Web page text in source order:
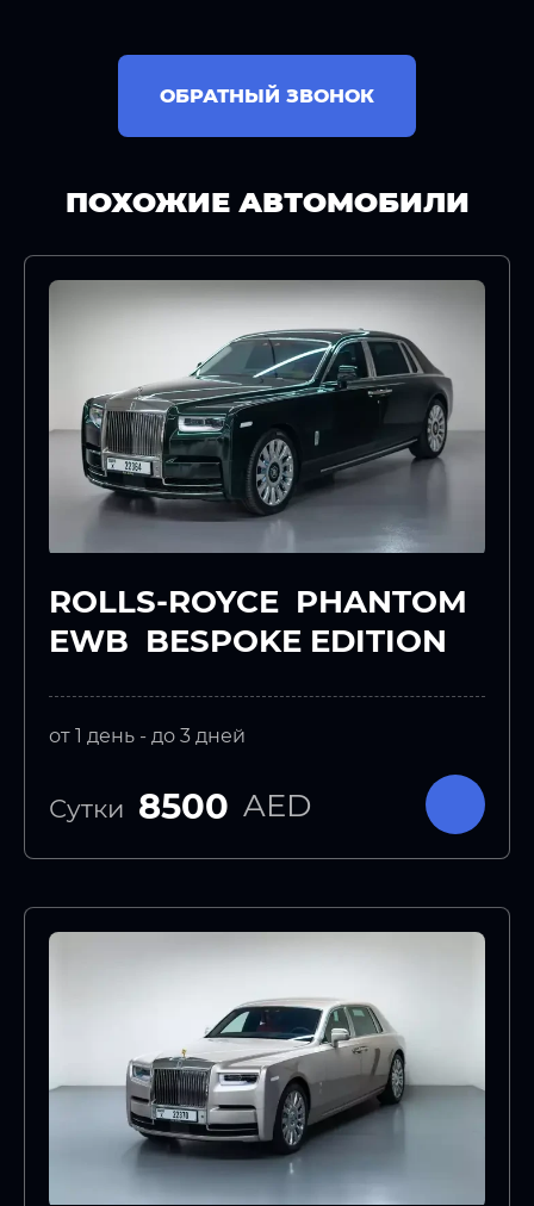
ОБРАТНЫЙ ЗВОНОК
ПОХОЖИЕ АВТОМОБИЛИ
ROLLS-ROYCE PHANTOM
EWB BESPOKE EDITION
от 1 день - до 3 дней
Сутки 8500 AED